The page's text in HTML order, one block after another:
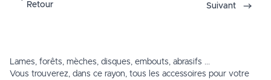
Retour Suivant
Lames, forêts, mèches, disques, embouts, abrasifs ...
Vous trouverez, dans ce rayon, tous les accessoires pour votre